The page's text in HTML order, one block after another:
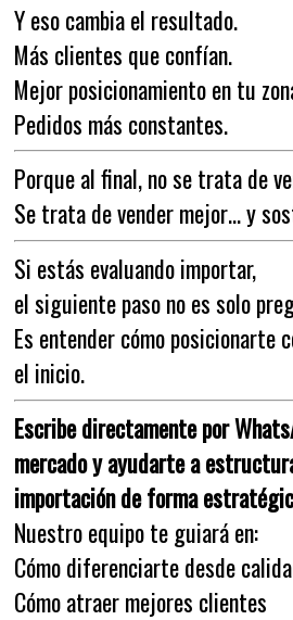
Y eso cambia el resultado.
Más clientes que confían.
Mejor posicionamiento en tu
Pedidos más constantes.
Porque al final, no se trata de
Se trata de vender mejor… y
Si estás evaluando importar,
el siguiente paso no es solo
Es entender cómo posicionarte
el inicio.
Escribe directamente por
mercado y ayudarte a
importación de forma
Nuestro equipo te guiará en:
Cómo diferenciarte desde
Cómo atraer mejores clientes